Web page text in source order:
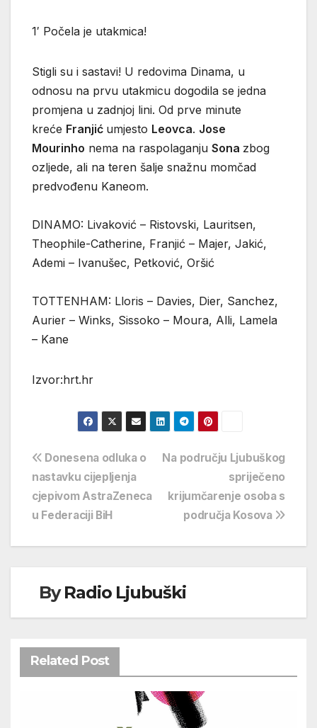
1′ Počela je utakmica!
Stigli su i sastavi! U redovima Dinama, u
odnosu na prvu utakmicu dogodila se jedna
promjena u zadnjoj lini. Od prve minute
kreće Franjić umjesto Leovca. Jose
Mourinho nema na raspolaganju Sona zbog
ozljede, ali na teren šalje snažnu momčad
predvođenu Kaneom.
DINAMO: Livaković – Ristovski, Lauritsen,
Theophile-Catherine, Franjić – Majer, Jakić,
Ademi – Ivanušec, Petković, Oršić
TOTTENHAM: Lloris – Davies, Dier, Sanchez,
Aurier – Winks, Sissoko – Moura, Alli, Lamela
– Kane
Izvor:hrt.hr
Navigacija
objava
Na području Ljubuškog
spriječeno
krijumčarenje osoba s
područja Kosova
Donesena odluka o
nastavku cijepljenja
cjepivom AstraZeneca
u Federaciji BiH
ByRadio Ljubuški
Related Post